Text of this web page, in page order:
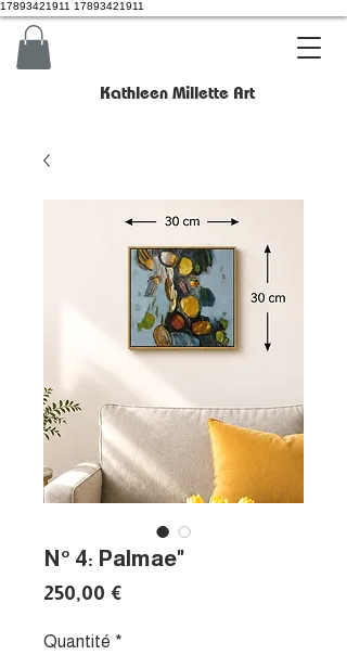
17893421911 17893421911
Kathleen Millette Art
N° 4: Palmae"
250,00 €
Quantité *